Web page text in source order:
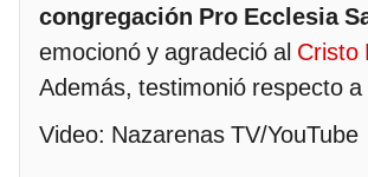
congregación Pro Ecclesia
emocionó y agradeció al Cristo
Además, testimonió respecto a
Video: Nazarenas TV/YouTube